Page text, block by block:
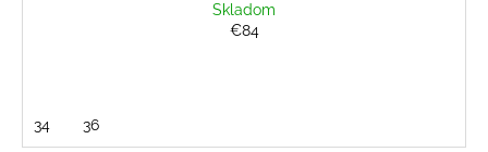
Skladom
€84
34 36